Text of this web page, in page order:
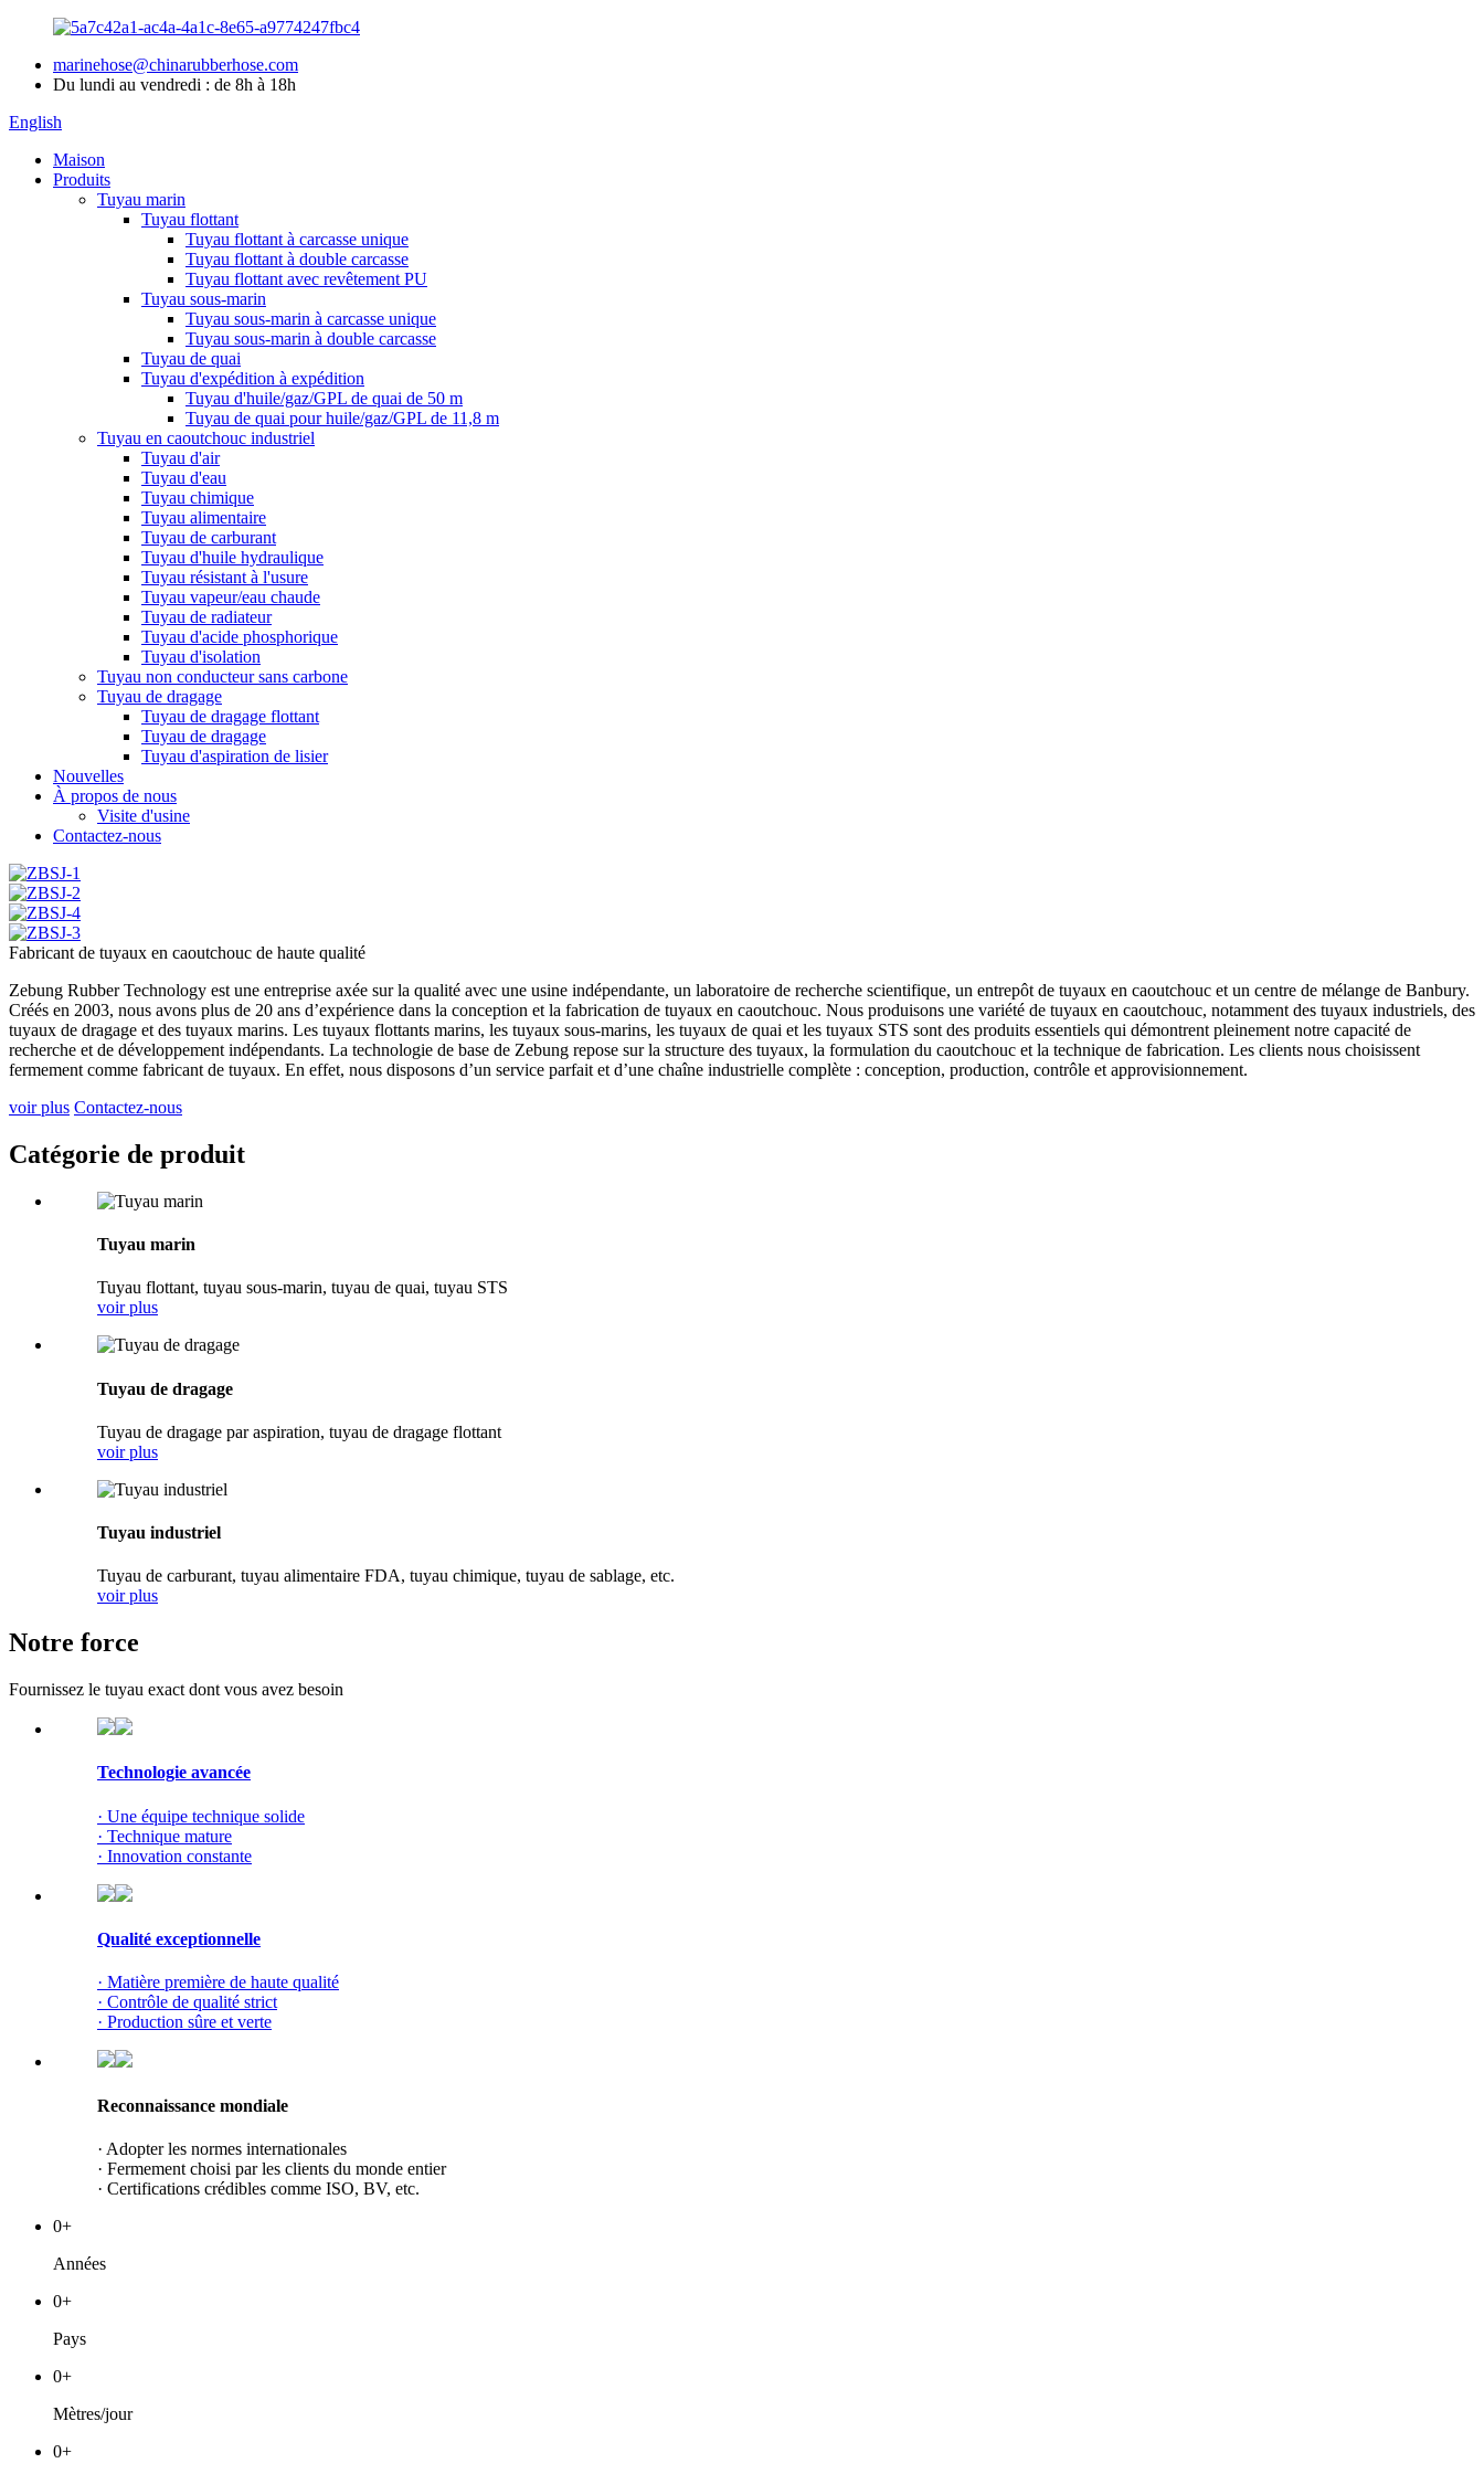
marinehose@chinarubberhose.com
Du lundi au vendredi : de 8h à 18h
English
Maison
Produits
Tuyau marin
Tuyau flottant
Tuyau flottant à carcasse unique
Tuyau flottant à double carcasse
Tuyau flottant avec revêtement PU
Tuyau sous-marin
Tuyau sous-marin à carcasse unique
Tuyau sous-marin à double carcasse
Tuyau de quai
Tuyau d'expédition à expédition
Tuyau d'huile/gaz/GPL de quai de 50 m
Tuyau de quai pour huile/gaz/GPL de 11,8 m
Tuyau en caoutchouc industriel
Tuyau d'air
Tuyau d'eau
Tuyau chimique
Tuyau alimentaire
Tuyau de carburant
Tuyau d'huile hydraulique
Tuyau résistant à l'usure
Tuyau vapeur/eau chaude
Tuyau de radiateur
Tuyau d'acide phosphorique
Tuyau d'isolation
Tuyau non conducteur sans carbone
Tuyau de dragage
Tuyau de dragage flottant
Tuyau de dragage
Tuyau d'aspiration de lisier
Nouvelles
À propos de nous
Visite d'usine
Contactez-nous
Fabricant de tuyaux en caoutchouc de haute qualité
Zebung Rubber Technology est une entreprise axée sur la qualité avec une usine indépendante, un laboratoire de recherche scientifique, un entrepôt de tuyaux en caoutchouc et un centre de mélange de Banbury.
Créés en 2003, nous avons plus de 20 ans d’expérience dans la conception et la fabrication de tuyaux en caoutchouc. Nous produisons une variété de tuyaux en caoutchouc, notamment des tuyaux industriels, des
tuyaux de dragage et des tuyaux marins. Les tuyaux flottants marins, les tuyaux sous-marins, les tuyaux de quai et les tuyaux STS sont des produits essentiels qui démontrent pleinement notre capacité de
recherche et de développement indépendants. La technologie de base de Zebung repose sur la structure des tuyaux, la formulation du caoutchouc et la technique de fabrication. Les clients nous choisissent
fermement comme fabricant de tuyaux. En effet, nous disposons d’un service parfait et d’une chaîne industrielle complète : conception, production, contrôle et approvisionnement.
voir plus Contactez-nous
Catégorie de produit
Tuyau marin
Tuyau flottant, tuyau sous-marin, tuyau de quai, tuyau STS
voir plus
Tuyau de dragage
Tuyau de dragage par aspiration, tuyau de dragage flottant
voir plus
Tuyau industriel
Tuyau de carburant, tuyau alimentaire FDA, tuyau chimique, tuyau de sablage, etc.
voir plus
Notre force
Fournissez le tuyau exact dont vous avez besoin
Technologie avancée
· Une équipe technique solide
· Technique mature
· Innovation constante
Qualité exceptionnelle
· Matière première de haute qualité
· Contrôle de qualité strict
· Production sûre et verte
Reconnaissance mondiale
· Adopter les normes internationales
· Fermement choisi par les clients du monde entier
· Certifications crédibles comme ISO, BV, etc.
0+
Années
0+
Pays
0+
Mètres/jour
0+